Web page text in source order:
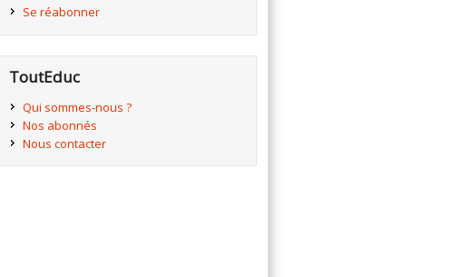
Se réabonner
ToutEduc
Qui sommes-nous ?
Nos abonnés
Nous contacter